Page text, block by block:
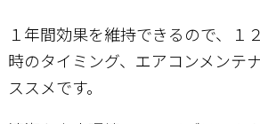
１年間効果を維持できるので、１
時のタイミング、エアコンメンテ
ススメです。